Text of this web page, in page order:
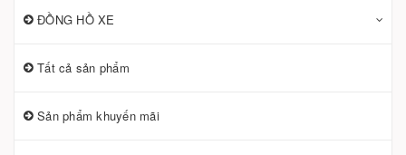
ĐỒNG HỒ XE
Tất cả sản phẩm
Sản phẩm khuyến mãi